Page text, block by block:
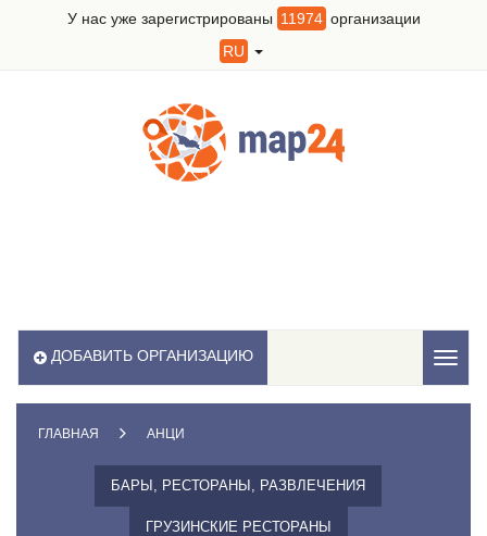
У нас уже зарегистрированы 11974 организации
RU
ДОБАВИТЬ ОРГАНИЗАЦИЮ
ГЛАВНАЯ АНЦИ
БАРЫ, РЕСТОРАНЫ, РАЗВЛЕЧЕНИЯ
ГРУЗИНСКИЕ РЕСТОРАНЫ